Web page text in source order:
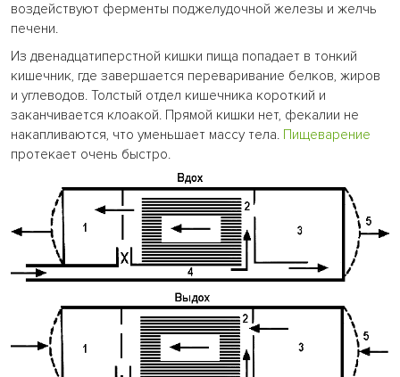
воздействуют ферменты поджелудочной железы и желчь
печени.
Из двенадцатиперстной кишки пища попадает в тонкий
кишечник, где завершается переваривание белков, жиров
и углеводов. Толстый отдел кишечника короткий и
заканчивается клоакой. Прямой кишки нет, фекалии не
накапливаются, что уменьшает массу тела. Пищеварение
протекает очень быстро.